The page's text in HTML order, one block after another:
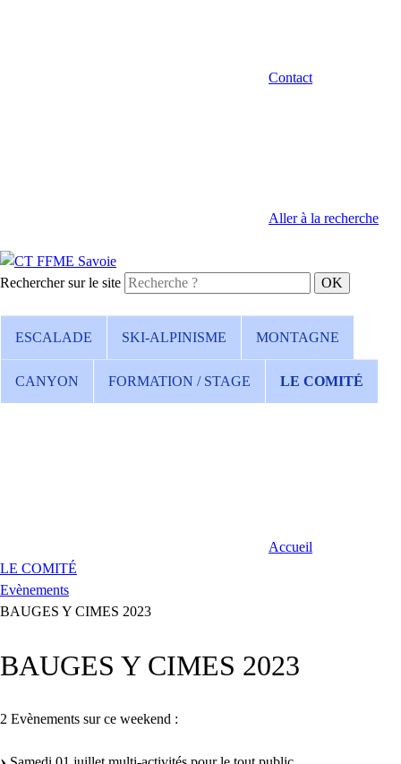
Contact
Aller à la recherche
Rechercher sur le site
ESCALADE SKI-ALPINISME MONTAGNE
CANYON FORMATION / STAGE LE COMITÉ
Accueil
LE COMITÉ
Evènements
BAUGES Y CIMES 2023
BAUGES Y CIMES 2023
2 Evènements sur ce weekend :